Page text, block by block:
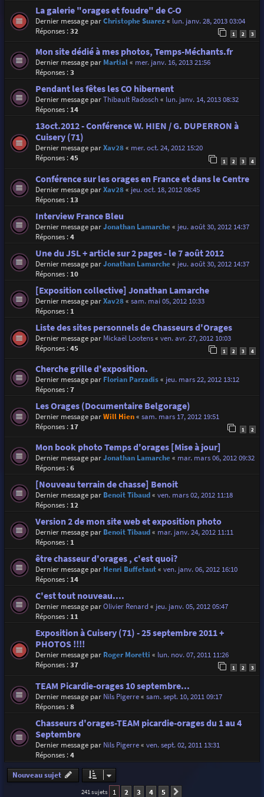
La galerie "orages et foudre" de C-O
Dernier message parChristophe Suarez« lun. janv. 28, 2013 03:04
Réponses :32 1 2 3
Mon site dédié à mes photos, Temps-Méchants.fr
Dernier message par Martial« mer. janv. 16, 2013 21:56
Réponses :3
Pendant les fêtes les CO hibernent
Dernier message parThibault Radosch« lun. janv. 14, 2013 08:32
Réponses : 14
13oct.2012 - Conférence W. HIEN / G. DUPERRON à
Cuisery (71)
Dernier message parXav28« mer. oct. 24, 2012 15:20
Réponses :45 1 2 3 4
Conférence sur les orages en France et dans le Centre
Dernier message parXav28« jeu. oct. 18, 2012 08:45
Réponses : 13
Interview France Bleu
Dernier message parJonathan Lamarche« jeu. août 30, 2012 14:37
Réponses :4
Une du JSL + article sur 2 pages - le 7 août 2012
Dernier message parJonathan Lamarche« jeu. août 30, 2012 14:37
Réponses : 10
[Exposition collective] Jonathan Lamarche
Dernier message parXav28« sam. mai 05, 2012 10:33
Réponses : 1
Liste des sites personnels de Chasseurs d'Orages
Dernier message par Mickaël Lootens« ven. avr. 27, 2012 10:03
Réponses :45 1 2 3 4
Cherche grille d'exposition.
Dernier message par Florian Parzadis« jeu. mars 22, 2012 13:12
Réponses :7
Les Orages (Documentaire Belgorage)
Dernier message parWill Hien« sam. mars 17, 2012 19:51
Réponses : 17 1 2
Mon book photo Temps d'orages [Mise à jour]
Dernier message parJonathan Lamarche« mar. mars 06, 2012 09:32
Réponses :6
[Nouveau terrain de chasse] Benoit
Dernier message par Benoit Tibaud« ven. mars 02, 2012 11:18
Réponses : 12
Version 2 de mon site web et exposition photo
Dernier message par Benoit Tibaud« mar. janv. 24, 2012 11:11
Réponses : 1
être chasseur d'orages , c'est quoi?
Dernier message par Henri Buffetaut« ven. janv. 06, 2012 16:10
Réponses : 14
C'est tout nouveau....
Dernier message parOlivier Renard« jeu. janv. 05, 2012 05:47
Réponses : 11
Exposition à Cuisery (71) - 25 septembre 2011 +
PHOTOS !!!!
Dernier message par Roger Moretti « lun. nov. 07, 2011 11:26
Réponses :37 1 2 3
TEAM Picardie-orages 10 septembre...
Dernier message par Nils Pigerre« sam. sept. 10, 2011 09:17
Réponses :8
Chasseurs d'orages-TEAM picardie-orages du 1 au 4
Septembre
Dernier message par Nils Pigerre« ven. sept. 02, 2011 13:31
Réponses :4
Nouveau sujet
241 sujets 1 2 3 4 5